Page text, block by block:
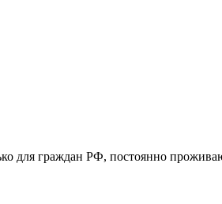
для граждан РФ, постоянно